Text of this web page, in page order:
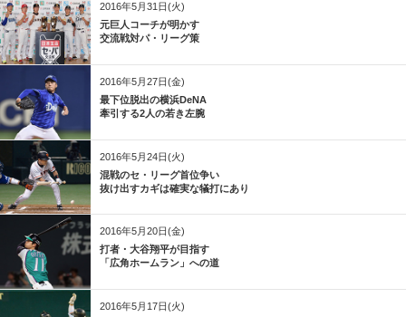
2016年5月31日(火)
元巨人コーチが明かす
交流戦対パ・リーグ策
2016年5月27日(金)
最下位脱出の横浜DeNA
牽引する2人の若き左腕
2016年5月24日(火)
混戦のセ・リーグ首位争い
抜け出すカギは確実な犠打にあり
2016年5月20日(金)
打者・大谷翔平が目指す
「広角ホームラン」への道
2016年5月17日(火)